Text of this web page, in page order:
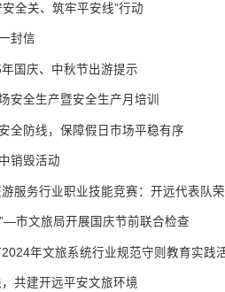
全关、筑牢平安线”行动
封信
国庆、中秋节出游提示
安全生产暨安全生产月培训
全防线，保障假日市场平稳有序
销毁活动
服务行业职业技能竞赛：开远代表队
市文旅局开展国庆节前联合检查
年文旅系统行业规范守则教育实践
共建开远平安文旅环境